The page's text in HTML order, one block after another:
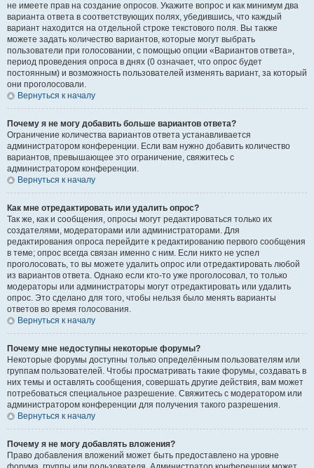
не имеете прав на создание опросов. Укажите вопрос и как минимум два
варианта ответа в соответствующих полях, убедившись, что каждый
вариант находится на отдельной строке текстового поля. Вы также
можете задать количество вариантов, которые могут выбрать
пользователи при голосовании, с помощью опции «Вариантов ответа»,
период проведения опроса в днях (0 означает, что опрос будет
постоянным) и возможность пользователей изменять вариант, за который
они проголосовали.
Вернуться к началу
Почему я не могу добавить больше вариантов ответа?
Ограничение количества вариантов ответа устанавливается
администратором конференции. Если вам нужно добавить количество
вариантов, превышающее это ограничение, свяжитесь с
администратором конференции.
Вернуться к началу
Как мне отредактировать или удалить опрос?
Так же, как и сообщения, опросы могут редактироваться только их
создателями, модераторами или администраторами. Для
редактирования опроса перейдите к редактированию первого сообщения
в теме; опрос всегда связан именно с ним. Если никто не успел
проголосовать, то вы можете удалить опрос или отредактировать любой
из вариантов ответа. Однако если кто-то уже проголосовал, то только
модераторы или администраторы могут отредактировать или удалить
опрос. Это сделано для того, чтобы нельзя было менять варианты
ответов во время голосования.
Вернуться к началу
Почему мне недоступны некоторые форумы?
Некоторые форумы доступны только определённым пользователям или
группам пользователей. Чтобы просматривать такие форумы, создавать в
них темы и оставлять сообщения, совершать другие действия, вам может
потребоваться специальное разрешение. Свяжитесь с модератором или
администратором конференции для получения такого разрешения.
Вернуться к началу
Почему я не могу добавлять вложения?
Право добавления вложений может быть предоставлено на уровне